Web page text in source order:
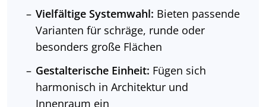
Vielfältige Systemwahl: Bieten passende
Varianten für schräge, runde oder
besonders große Flächen
Gestalterische Einheit: Fügen sich
harmonisch in Architektur und
Innenraum ein